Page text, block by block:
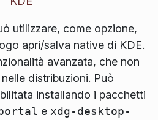
utilizzare, come opzione,
apri/salva native di KDE.
avanzata, che non
distribuzioni. Può
installando i pacchetti
e xdg-desktop-